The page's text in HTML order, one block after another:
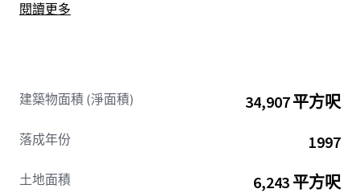
閱讀更多
建築物面積 (淨面積) 34,907 平方呎
落成年份 1997
土地面積 6,243 平方呎